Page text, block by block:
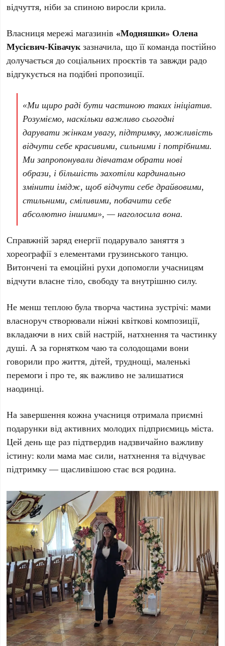
відчуття, ніби за спиною виросли крила.
Власниця мережі магазинів «Модняшки» Олена
Мусієвич-Ківачукзазначила, що її команда постійно
долучається до соціальних проєктів та завжди радо
відгукується на подібні пропозиції.
«Ми щиро раді бути частиною таких ініціатив.
Розуміємо, наскільки важливо сьогодні
дарувати жінкам увагу, підтримку, можливість
відчути себе красивими, сильними і потрібними.
Ми запропонували дівчатам обрати нові
образи, і більшість захотіли кардинально
змінити імідж, щоб відчути себе драйвовими,
стильними, сміливими, побачити себе
абсолютно іншими», — наголосила вона.
Справжній заряд енергії подарувало заняття з
хореографії з елементами грузинського танцю.
Витончені та емоційні рухи допомогли учасницям
відчути власне тіло, свободу та внутрішню силу.
Не менш теплою була творча частина зустрічі: мами
власноруч створювали ніжні квіткові композиції,
вкладаючи в них свій настрій, натхнення та частинку
душі. А за горнятком чаю та солодощами вони
говорили про життя, дітей, труднощі, маленькі
перемоги і про те, як важливо не залишатися
наодинці.
На завершення кожна учасниця отримала приємні
подарунки від активних молодих підприємиць міста.
Цей день ще раз підтвердив надзвичайно важливу
істину: коли мама має сили, натхнення та відчуває
підтримку — щасливішою стає вся родина.